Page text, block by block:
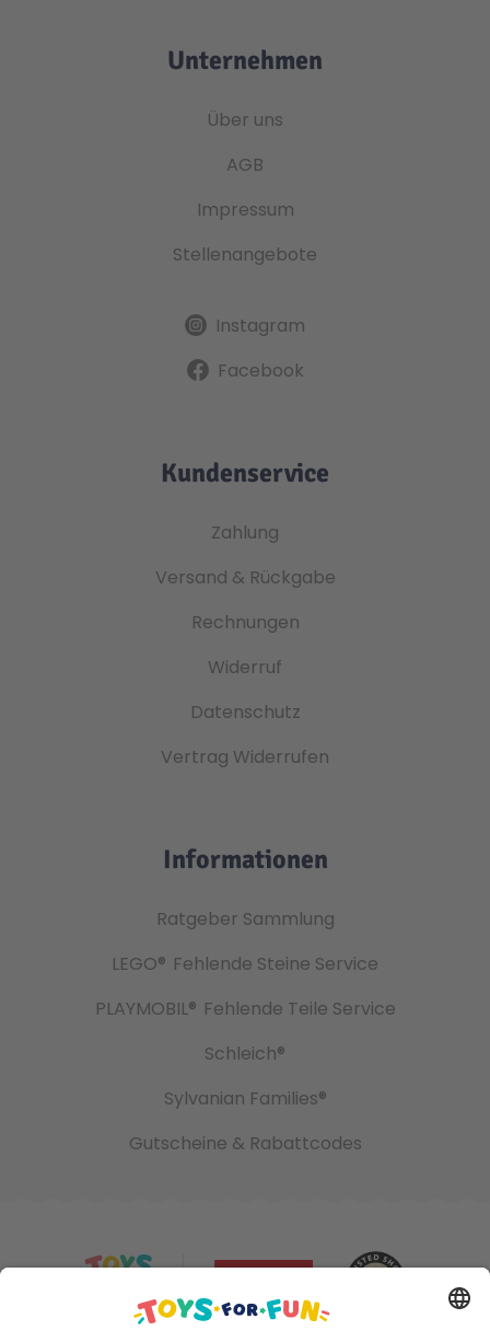
Unternehmen
Über uns
AGB
Impressum
Stellenangebote
Instagram
Facebook
Kundenservice
Zahlung
Versand & Rückgabe
Rechnungen
Widerruf
Datenschutz
Vertrag Widerrufen
Informationen
Ratgeber Sammlung
LEGO® Fehlende Steine Service
PLAYMOBIL® Fehlende Teile Service
Schleich®
Sylvanian Families®
Gutscheine & Rabattcodes